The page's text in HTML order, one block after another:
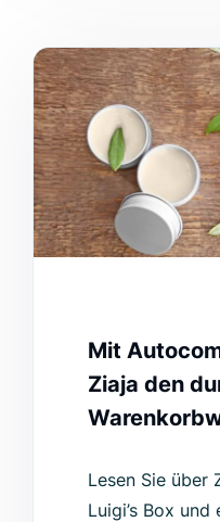
Mit
Ziaja den
Lesen Sie über
Luigi’s Box